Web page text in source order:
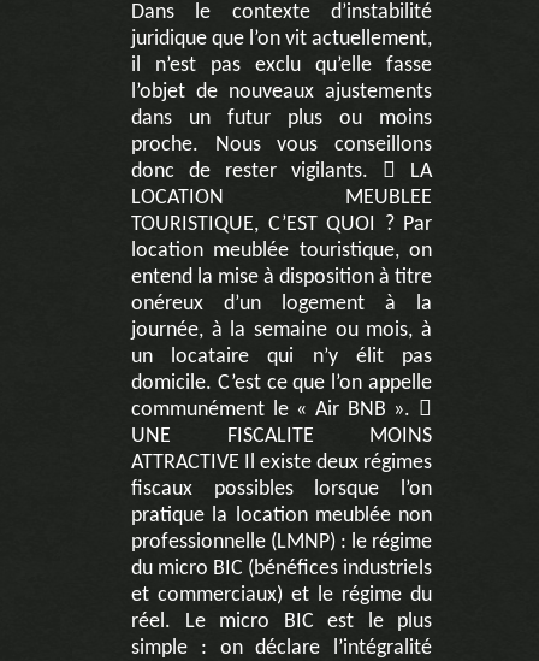
Dans le contexte d’instabilité
juridique que l’on vit actuellement,
il n’est pas exclu qu’elle fasse
l’objet de nouveaux ajustements
dans un futur plus ou moins
proche. Nous vous conseillons
donc de rester vigilants.  LA
LOCATION MEUBLEE
TOURISTIQUE, C’EST QUOI ? Par
location meublée touristique, on
entend la mise à disposition à titre
onéreux d’un logement à la
journée, à la semaine ou mois, à
un locataire qui n’y élit pas
domicile. C’est ce que l’on appelle
communément le « Air BNB ». 
UNE FISCALITE MOINS
ATTRACTIVE Il existe deux régimes
fiscaux possibles lorsque l’on
pratique la location meublée non
professionnelle (LMNP) : le régime
du micro BIC (bénéfices industriels
et commerciaux) et le régime du
réel. Le micro BIC est le plus
simple : on déclare l’intégralité